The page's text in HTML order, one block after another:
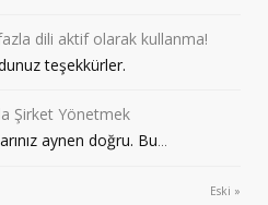
dili aktif olarak kullanma!
teşekkürler.
Şirket Yönetmek
aynen doğru. Bu...
Eski »